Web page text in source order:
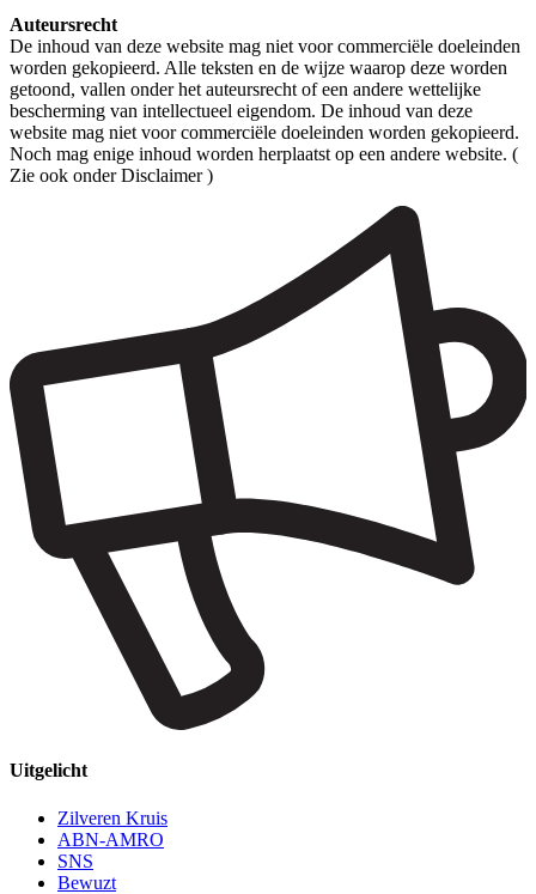
Auteursrecht
De inhoud van deze website mag niet voor commerciële doeleinden
worden gekopieerd. Alle teksten en de wijze waarop deze worden
getoond, vallen onder het auteursrecht of een andere wettelijke
bescherming van intellectueel eigendom. De inhoud van deze
website mag niet voor commerciële doeleinden worden gekopieerd.
Noch mag enige inhoud worden herplaatst op een andere website. (
Zie ook onder Disclaimer )
Uitgelicht
Zilveren Kruis
ABN-AMRO
SNS
Bewuzt